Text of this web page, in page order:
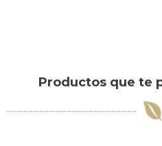
Productos que te